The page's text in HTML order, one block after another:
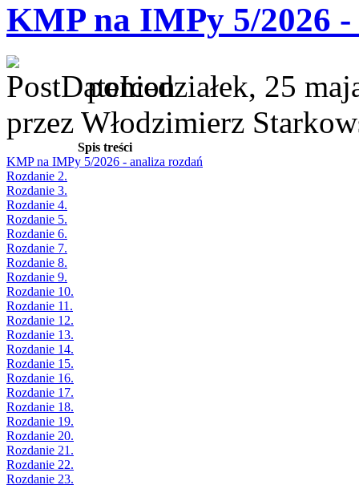
KMP na IMPy 5/2026
poniedziałek, 25
przez Włodzimierz
Spis treści
KMP na IMPy 5/2026 - analiza rozdań
Rozdanie 2.
Rozdanie 3.
Rozdanie 4.
Rozdanie 5.
Rozdanie 6.
Rozdanie 7.
Rozdanie 8.
Rozdanie 9.
Rozdanie 10.
Rozdanie 11.
Rozdanie 12.
Rozdanie 13.
Rozdanie 14.
Rozdanie 15.
Rozdanie 16.
Rozdanie 17.
Rozdanie 18.
Rozdanie 19.
Rozdanie 20.
Rozdanie 21.
Rozdanie 22.
Rozdanie 23.